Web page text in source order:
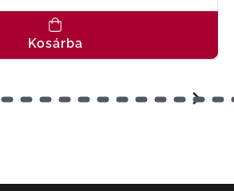
Kosárba